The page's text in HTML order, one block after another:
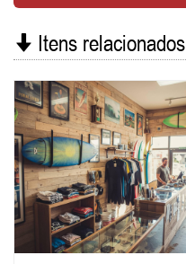
Itens relacionados